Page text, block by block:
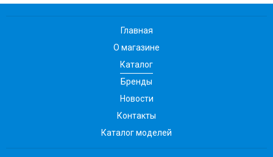
Главная
О магазине
Каталог
Бренды
Новости
Контакты
Каталог моделей